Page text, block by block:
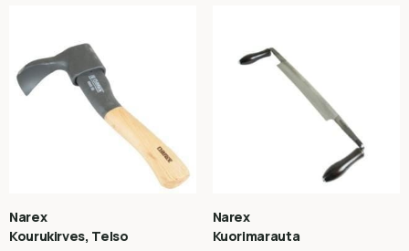
Narex
Kourukirves, Telso
Narex
Kuorimarauta